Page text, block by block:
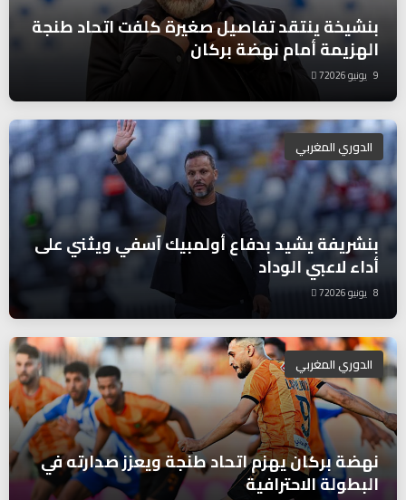
بنشيخة ينتقد تفاصيل صغيرة كلفت اتحاد طنجة
الهزيمة أمام نهضة بركان
9 يونيو 2026 7
الدوري المغربي
بنشريفة يشيد بدفاع أولمبيك آسفي ويثني على
أداء لاعبي الوداد
8 يونيو 2026 7
الدوري المغربي
نهضة بركان يهزم اتحاد طنجة ويعزز صدارته في
البطولة الاحترافية